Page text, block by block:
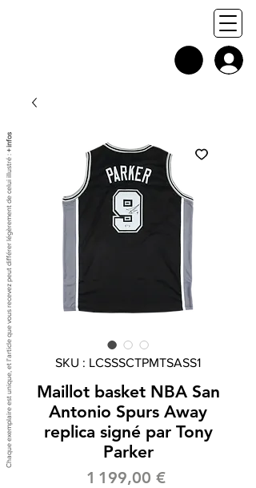
SKU : LCSSSCTPMTSASS1
Maillot basket NBA San
Antonio Spurs Away
replica signé par Tony
Parker
1 199,00 €Prix
Chaque exemplaire est unique, et l'article que vous recevez peut différer légèrement de celui illustré :
+ infos